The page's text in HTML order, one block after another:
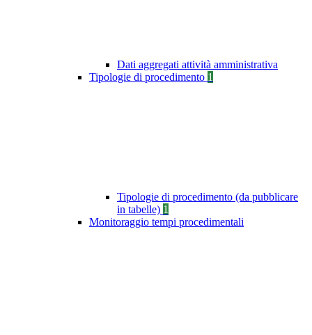
Dati aggregati attività amministrativa
Tipologie di procedimento 1
Tipologie di procedimento (da pubblicare
in tabelle) 1
Monitoraggio tempi procedimentali